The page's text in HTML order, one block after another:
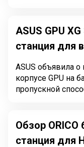
ASUS GPU
станция для
ASUS объявила
корпусе GPU на
пропускной
Обзор
станция для